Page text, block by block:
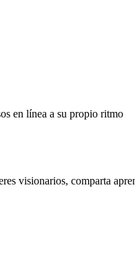
en línea a su propio ritmo
visionarios, comparta